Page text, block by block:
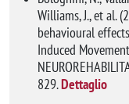
Williams, J., et al.
behavioural
Induced
829.Dettaglio